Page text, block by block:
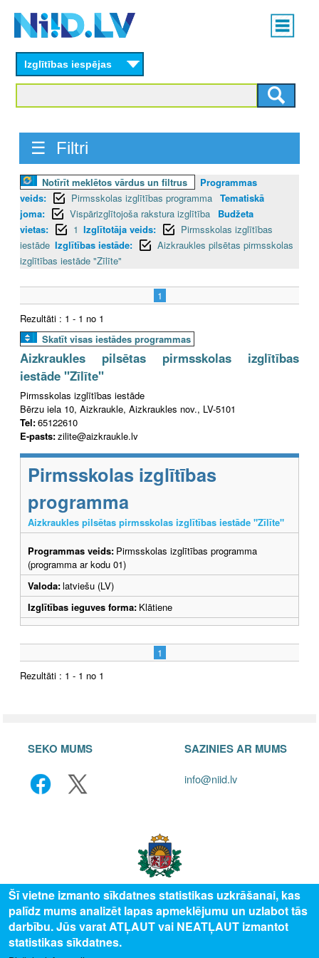
content
Main
menu
Izglītības iespējas
☰ Filtri
Notīrīt meklētos vārdus un filtrus
Programmas
veids:
Pirmsskolas izglītības programma Tematiskā
joma:
Vispārizglītojoša rakstura izglītība
Budžeta
vietas:
1 Izglītotāja veids:
Pirmsskolas izglītības
iestāde Izglītības iestāde:
Aizkraukles pilsētas pirmsskolas
izglītības iestāde "Zīlīte"
1
Rezultāti : 1 - 1 no 1
Skatīt visas iestādes programmas
Aizkraukles pilsētas pirmsskolas izglītības
iestāde "Zīlīte"
Pirmsskolas izglītības iestāde
Bērzu iela 10, Aizkraukle, Aizkraukles nov., LV-5101
Tel:65122610
E-pasts:zilite@aizkraukle.lv
Pirmsskolas izglītības
programma
Aizkraukles pilsētas pirmsskolas izglītības iestāde "Zīlīte"
Programmas veids: Pirmsskolas izglītības programma
(programma ar kodu 01)
Valoda:latviešu (LV)
Izglītības ieguves forma: Klātiene
1
Rezultāti : 1 - 1 no 1
SEKO MUMS SAZINIES AR MUMS
info@niid.lv
© 2025 Valsts izglītības attīstības aģentūra, publicētā satura visas tiesības
Šī vietne izmanto sīkdatnes statistikas uzkrāšanai, kas
palīdz mums analizēt lapas apmeklējumu un uzlabot tās
darbību. Jūs varat ATĻAUT vai NEATĻAUT izmantot
statistikas sīkdatnes.